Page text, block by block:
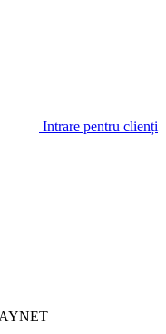
Intrare pentru clienți